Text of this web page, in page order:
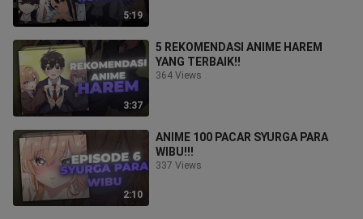
5:19
3:37
5 REKOMENDASI ANIME HAREM
YANG TERBAIK!!
364 Views
2:10
ANIME 100 PACAR SYURGA PARA
WIBU!!!
337 Views